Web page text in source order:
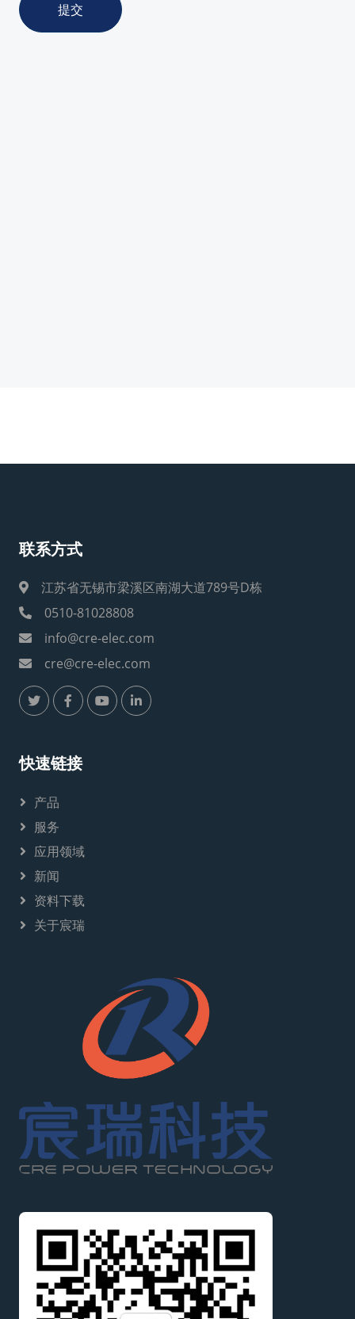
提交
联系方式
江苏省无锡市梁溪区南湖大道789号D栋
0510-81028808
info@cre-elec.com
cre@cre-elec.com
快速链接
产品
服务
应用领域
新闻
资料下载
关于宸瑞